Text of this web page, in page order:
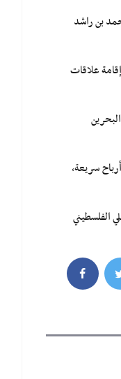
بن راشد
إقامة علاقات
سريعة،
الفلسطيني